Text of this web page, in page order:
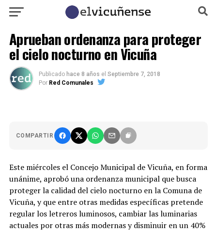
Aprueban ordenanza para proteger
el cielo nocturno en Vicuña
Publicado hace 8 años el Septiembre 7, 2018
Por Red Comunales
COMPARTIR
Este miércoles el Concejo Municipal de Vicuña, en forma
unánime, aprobó una ordenanza municipal que busca
proteger la calidad del cielo nocturno en la Comuna de
Vicuña, y que entre otras medidas específicas pretende
regular los letreros luminosos, cambiar las luminarias
actuales por otras más modernas y disminuir en un 40%